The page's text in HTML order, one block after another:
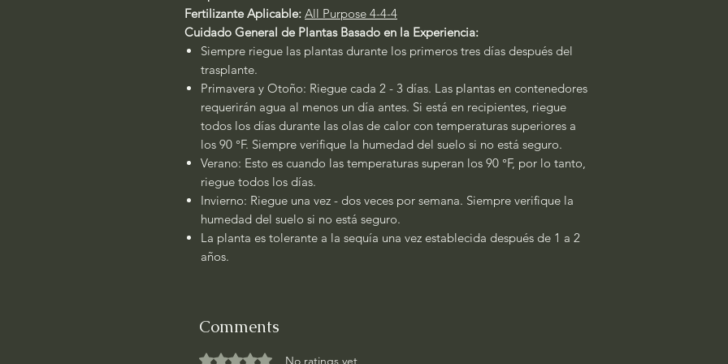
Fertilizante Aplicable: All Purpose 4-4-4
Cuidado General de Plantas Basado en la Experiencia:
Siempre riegue las plantas durante los primeros tres días después del
trasplante.
Primavera y Otoño: Riegue cada 2 - 3 días. Las plantas en contenedores
requerirán agua al menos un día antes. Si está en recipientes, riegue
todos los días durante las olas de calor con temperaturas superiores a
los 90 °F. Siempre verifique la humedad del suelo si no está seguro.
Verano: Esto es cuando las temperaturas superan los 90 °F, por lo tanto,
riegue todos los días.
Invierno: Riegue una vez - dos veces por semana. Siempre verifique la
humedad del suelo si no está seguro.
La planta es tolerante a la sequía una vez establecida después de 1 a 2
años.
Comments
Rated 0 out of 5 stars. No ratings yet